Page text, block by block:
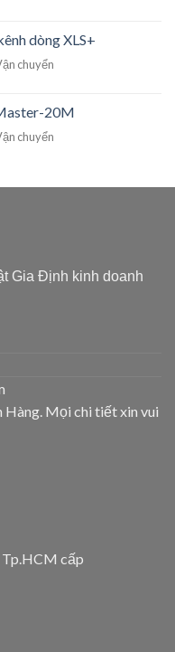
dòng XLS+
chuyển
20M
chuyển
Gia Định kinh doanh
Hàng. Mọi chi tiết xin vui
cấp